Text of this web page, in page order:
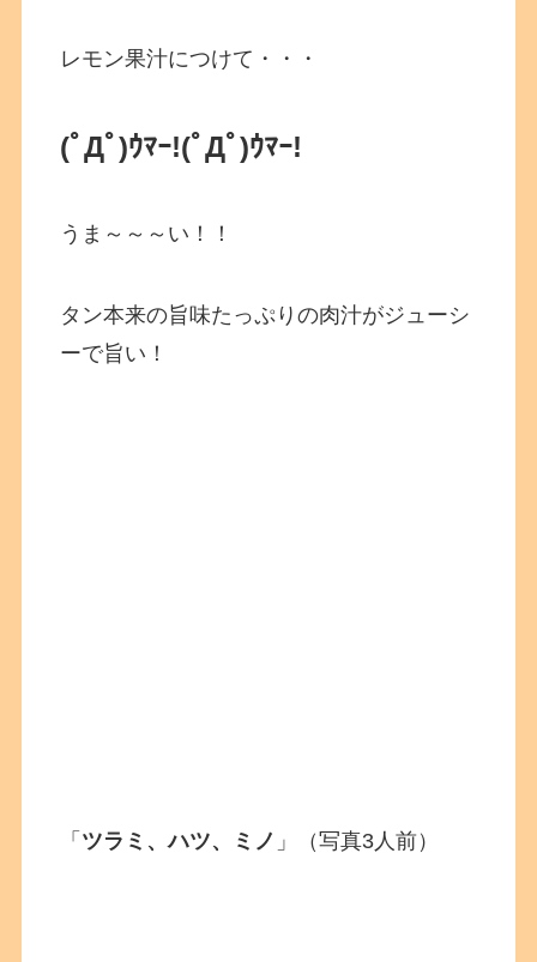
レモン果汁につけて・・・
(ﾟДﾟ)ｳﾏｰ!(ﾟДﾟ)ｳﾏｰ!
うま～～～い！！
タン本来の旨味たっぷりの肉汁がジューシ
ーで旨い！
「 ツラミ、ハツ、ミノ 」（写真3人前）